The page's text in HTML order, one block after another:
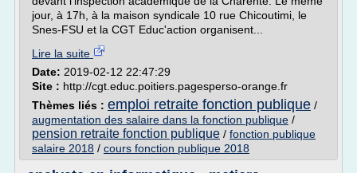
jour, à 17h, à la maison syndicale 10 rue Chicoutimi, le
Snes-FSU et la CGT Educ'action organisent...
Lire la suite
Date: 2019-02-12 22:47:29
Site : http://cgt.educ.poitiers.pagesperso-orange.fr
Thèmes liés : emploi retraite fonction publique /
augmentation des salaire dans la fonction publique /
pension retraite fonction publique / fonction publique
salaire 2018 / cours fonction publique 2018